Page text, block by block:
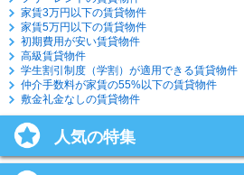
家賃3万円以下の賃貸物件
家賃5万円以下の賃貸物件
初期費用が安い賃貸物件
高級賃貸物件
学生割引制度（学割）が適用できる賃貸物件
仲介手数料が家賃の55%以下の賃貸物件
敷金礼金なしの賃貸物件
人気の特集